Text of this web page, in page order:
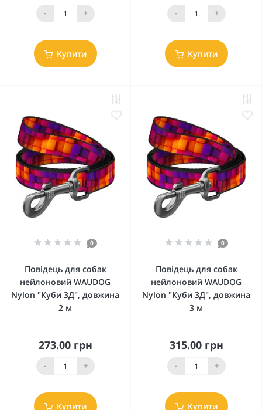
- +
Купити
- +
Купити
0
Повідець для собак
нейлоновий WAUDOG
Nylon "Куби 3Д", довжина
2 м
273.00 грн
- +
Купити
0
Повідець для собак
нейлоновий WAUDOG
Nylon "Куби 3Д", довжина
3 м
315.00 грн
- +
Купити